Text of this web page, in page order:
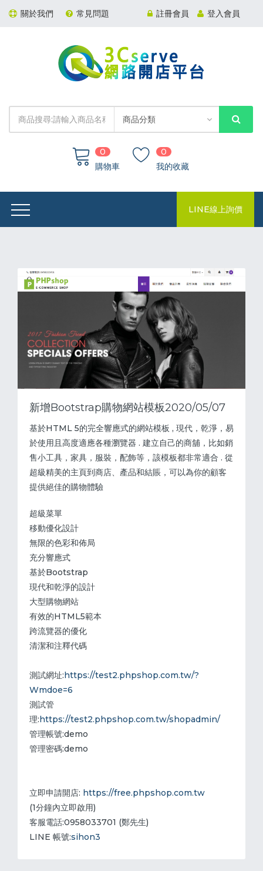
關於我們 常見問題 註冊會員 登入會員
0
購物車
0
我的收藏
LINE線上詢價
新增Bootstrap購物網站模板2020/05/07
基於HTML 5的完全響應式的網站模板 , 現代，乾淨，易
於使用且高度適應各種瀏覽器 . 建立自己的商舖，比如銷
售小工具，家具，服裝，配飾等，該模板都非常適合 . 從
超級精美的主頁到商店、產品和結賬，可以為你的顧客
提供絕佳的購物體驗
超級菜單
移動優化設計
無限的色彩和佈局
充分響應式
基於Bootstrap
現代和乾淨的設計
大型購物網站
有效的HTML5範本
跨流覽器的優化
清潔和注釋代碼
測試網址:https://test2.phpshop.com.tw/?
Wmdoe=6
測試管
理:https://test2.phpshop.com.tw/shopadmin/
管理帳號:demo
管理密碼:demo
立即申請開店: https://free.phpshop.com.tw
(1分鐘內立即啟用)
客服電話:0958033701 (鄭先生)
LINE 帳號:sihon3